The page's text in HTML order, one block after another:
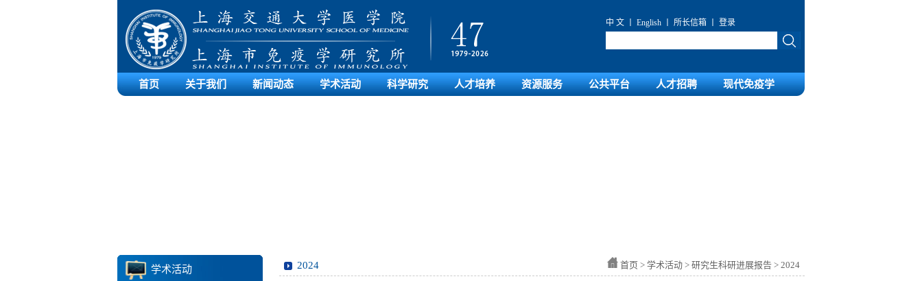
中 文 English 所长信箱 登录
首页 关于我们 新闻动态 学术活动 科学研究 人才培养 资源服务 公共平台 人才招聘 现代免疫学
学术活动 2024 首页 > 学术活动 > 研究生科研进展报告 > 2024